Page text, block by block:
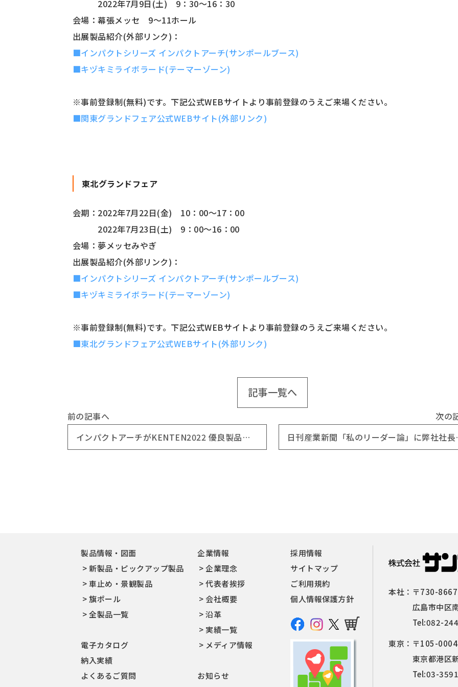
2022年7月9日(土) 9：30～16：30
会場：幕張メッセ 9～11ホール
出展製品紹介(外部リンク)：
■インパクトシリーズ インパクトアーチ(サンポールブース)
■キヅキミライボラード(テーマーゾーン)
※事前登録制(無料)です。下記公式WEBサイトより事前登録のうえご来場ください。
■関東グランドフェア公式WEBサイト(外部リンク)
東北グランドフェア
会期：2022年7月22日(金) 10：00～17：00
2022年7月23日(土) 9：00～16：00
会場：夢メッセみやぎ
出展製品紹介(外部リンク)：
■インパクトシリーズ インパクトアーチ(サンポールブース)
■キヅキミライボラード(テーマーゾーン)
※事前登録制(無料)です。下記公式WEBサイトより事前登録のうえご来場ください。
■東北グランドフェア公式WEBサイト(外部リンク)
記事一覧へ
前の記事へ
インパクトアーチがKENTEN2022 優良製品・技術表彰の特別賞を受賞しました。
次の
日刊産業新
製品情報・図面
新製品・ピックアップ製品
車止め・景観製品
旗ポール
全製品一覧
電子カタログ
納入実績
よくあるご質問
企業情報
企業理念
代表者挨拶
会社概要
沿革
実績一覧
メディア情報
お知らせ
採用情報
サイトマップ
ご利用規約
個人情報保護方針
本社： 〒730-8667
広島市中区
Tel:082-
東京： 〒105-0004
東京都港区
Tel:03-